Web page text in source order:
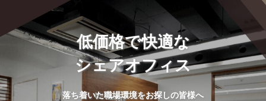
低価格で快適な
シェアオフィス
落ち着いた職場環境をお探しの皆様へ